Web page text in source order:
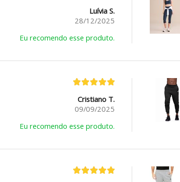
Luívia S.
28/12/2025
Eu recomendo esse produto.
Cristiano T.
09/09/2025
Eu recomendo esse produto.